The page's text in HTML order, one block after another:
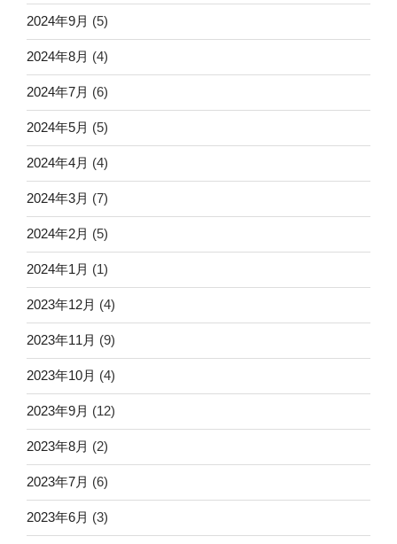
2024年9月 (5)
2024年8月 (4)
2024年7月 (6)
2024年5月 (5)
2024年4月 (4)
2024年3月 (7)
2024年2月 (5)
2024年1月 (1)
2023年12月 (4)
2023年11月 (9)
2023年10月 (4)
2023年9月 (12)
2023年8月 (2)
2023年7月 (6)
2023年6月 (3)